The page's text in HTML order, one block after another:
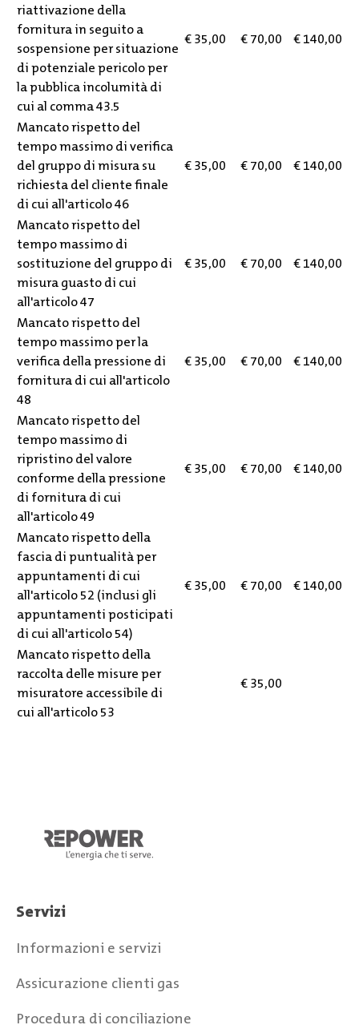
riattivazione della
fornitura in seguito a
sospensione per situazione
di potenziale pericolo per
la pubblica incolumità di
cui al comma 43.5
€ 35,00 € 70,00 € 140,00
Mancato rispetto del
tempo massimo di verifica
del gruppo di misura su
richiesta del cliente finale
di cui all'articolo 46
€ 35,00 € 70,00 € 140,00
Mancato rispetto del
tempo massimo di
sostituzione del gruppo di
misura guasto di cui
all'articolo 47
€ 35,00 € 70,00 € 140,00
Mancato rispetto del
tempo massimo per la
verifica della pressione di
fornitura di cui all'articolo
48
€ 35,00 € 70,00 € 140,00
Mancato rispetto del
tempo massimo di
ripristino del valore
conforme della pressione
di fornitura di cui
all'articolo 49
€ 35,00 € 70,00 € 140,00
Mancato rispetto della
fascia di puntualità per
appuntamenti di cui
all'articolo 52 (inclusi gli
appuntamenti posticipati
di cui all'articolo 54)
€ 35,00 € 70,00 € 140,00
Mancato rispetto della
raccolta delle misure per
misuratore accessibile di
cui all'articolo 53
€ 35,00
Servizi
Informazioni e servizi
Assicurazione clienti gas
Procedura di conciliazione